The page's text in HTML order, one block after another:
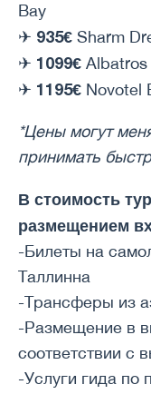
Bay
✈ 935€ Sharm
✈ 1099€ Albatros
✈ 1195€ Novotel
*Цены могут
принимать
В стоимость
размещением
-Билеты на
Таллинна
-Трансферы из
-Размещение в
соответствии с
-Услуги гида по